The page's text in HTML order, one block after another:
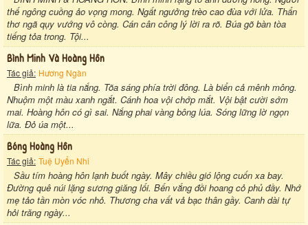
thế ngông cuồng ảo vọng mong. Ngất ngưởng trèo cao đùa với lửa. Thẩn
thơ ngã qụy vướng vô còng. Cán cân công lý lời ra rõ. Búa gõ bàn tòa
tiếng tỏa trong. Tội...
Bình Minh Và Hoàng Hôn
Tác giả: Hương Ngàn
Bình minh là tia nắng. Tõa sáng phía trời đông. Là biển cả mênh mông.
Nhuộm một màu xanh ngắt. Cánh hoa vội chớp mắt. Vội bật cười sớm
mai. Hoàng hôn có gì sai. Nắng phai vàng bông lúa. Sóng lững lờ ngọn
lữa. Đỏ úa một...
Bóng Hoàng Hôn
Tác giả: Tuệ Uyển Nhi
Sầu tím hoàng hôn lạnh buốt ngày. Mây chiều gió lộng cuốn xa bay.
Đường quê núi lặng sương giăng lối. Bến vắng đồi hoang cỏ phủ đầy. Nhớ
mẹ tảo tần mòn vóc nhỏ. Thương cha vất vả bạc thân gầy. Canh dài tự
hỏi trăng ngày...